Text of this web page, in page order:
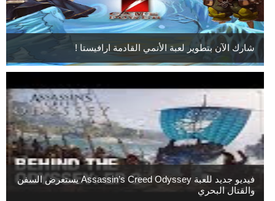
شارك الآن بتطوير لعبة الأنمي القادمة ارافيستا !
فيديو جديد للعبة Assassin’s Creed Odyssey يستعرض السفن
والقتال البحري